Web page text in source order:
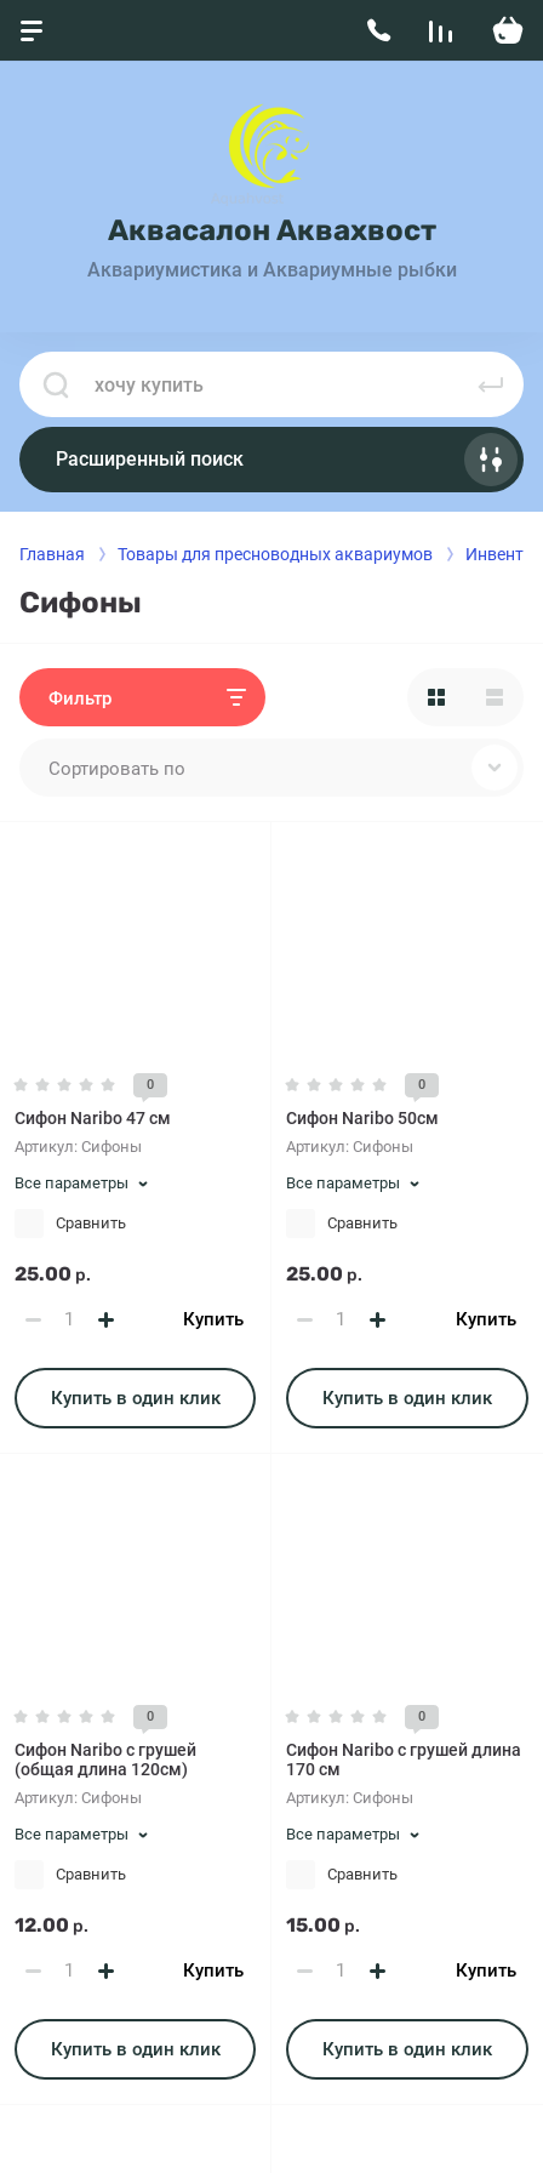
Аквасалон Аквахвост
Аквариумистика и Аквариумные рыбки
Расширенный поиск
Главная Товары для пресноводных аквариумов
Сифоны
Фильтр
Сортировать по
0
Сифон Naribo 47 см
Артикул: Сифоны
Все параметры
Сравнить
25.00 р.
Купить
Купить в один клик
0
Сифон Naribo 50см
Артикул: Сифоны
Все параметры
Сравнить
25.00 р.
Купить
Купить в один клик
0
Сифон Naribo с грушей
(общая длина 120см)
Артикул: Сифоны
Все параметры
Сравнить
12.00 р.
Купить
Купить в один клик
0
Сифон Naribo с грушей длина
170 см
Артикул: Сифоны
Все параметры
Сравнить
15.00 р.
Купить
Купить в один клик